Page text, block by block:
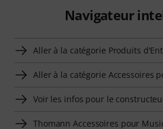
Navigateur
Aller à la catégorie Produits
Aller à la catégorie Accessoires
Voir les infos pour le
Thomann Accessoires pour